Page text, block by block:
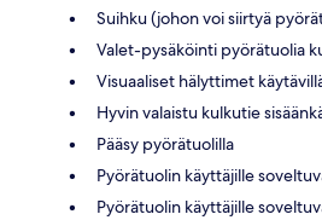
Suihku (johon voi siirtyä
Valet-pysäköinti pyörätuolia
Visuaaliset hälyttimet
Hyvin valaistu kulkutie
Pääsy pyörätuolilla
Pyörätuolin käyttäjille
Pyörätuolin käyttäjille